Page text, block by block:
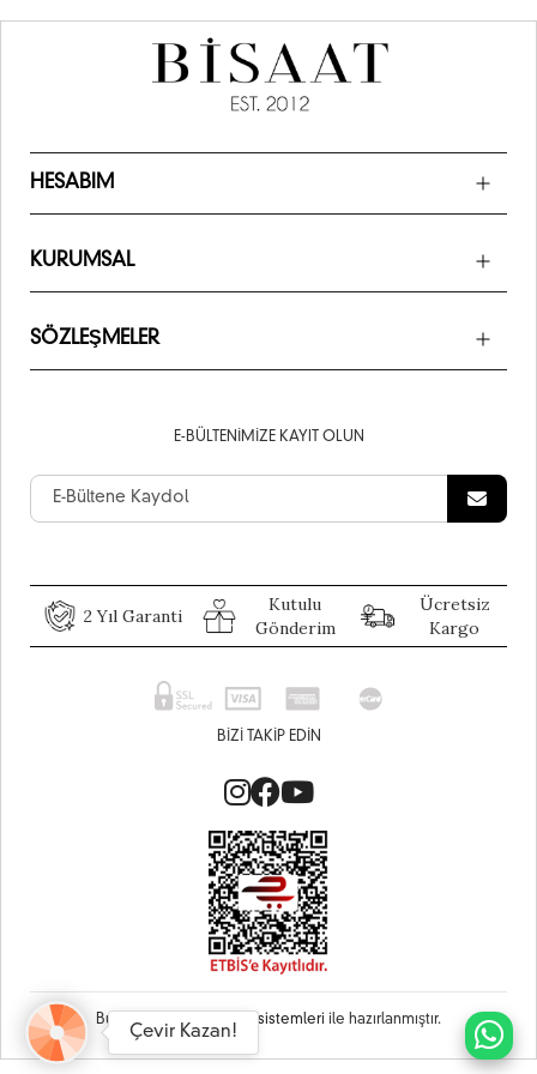
HESABIM
KURUMSAL
SÖZLEŞMELER
E-BÜLTENIMIZE KAYIT OLUN
2 Yıl Garanti
Kutulu
Gönderim
Ücretsiz
Kargo
BIZI TAKIP EDIN
Bu site Vikaon E-Ticaret sistemleri ile hazırlanmıştır.
Çevir Kazan!